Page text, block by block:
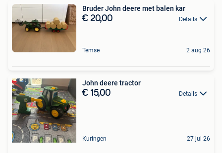
Bruder John deere met balen kar
€ 20,00 Details
Temse 2 aug 26
John deere tractor
€ 15,00 Details
Kuringen 27 jul 26